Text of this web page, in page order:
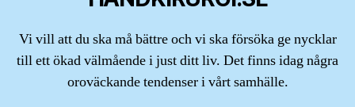
Vi vill att du ska må bättre och vi ska försöka ge nycklar
till ett ökad välmående i just ditt liv. Det finns idag några
oroväckande tendenser i vårt samhälle.